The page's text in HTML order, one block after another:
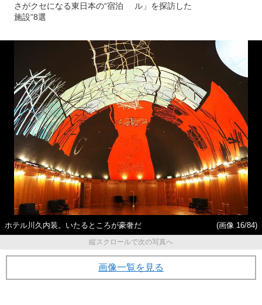
さがクセになる東日本の“宿泊
施設”8選
ル」を探訪した
ホテル川久内装。いたるところが豪奢だ
(画像 16/84)
縦スクロールで次の写真へ
画像一覧を見る